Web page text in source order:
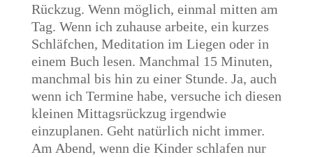
Rückzug. Wenn möglich, einmal mitten am
Tag. Wenn ich zuhause arbeite, ein kurzes
Schläfchen, Meditation im Liegen oder in
einem Buch lesen. Manchmal 15 Minuten,
manchmal bis hin zu einer Stunde. Ja, auch
wenn ich Termine habe, versuche ich diesen
kleinen Mittagsrückzug irgendwie
einzuplanen. Geht natürlich nicht immer.
Am Abend, wenn die Kinder schlafen nur